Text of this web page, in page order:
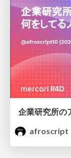
afroscript